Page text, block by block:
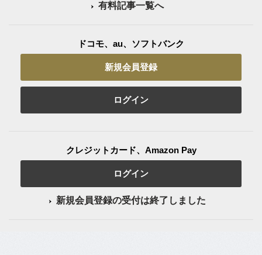
有料記事一覧へ
ドコモ、au、ソフトバンク
新規会員登録
ログイン
クレジットカード、Amazon Pay
ログイン
新規会員登録の受付は終了しました